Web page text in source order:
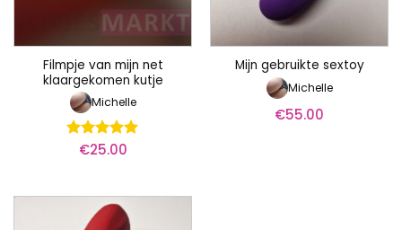
Filmpje van mijn net
klaargekomen kutje
Michelle
Waardering
€25.00
Mijn gebruikte sextoy
Michelle
€55.00